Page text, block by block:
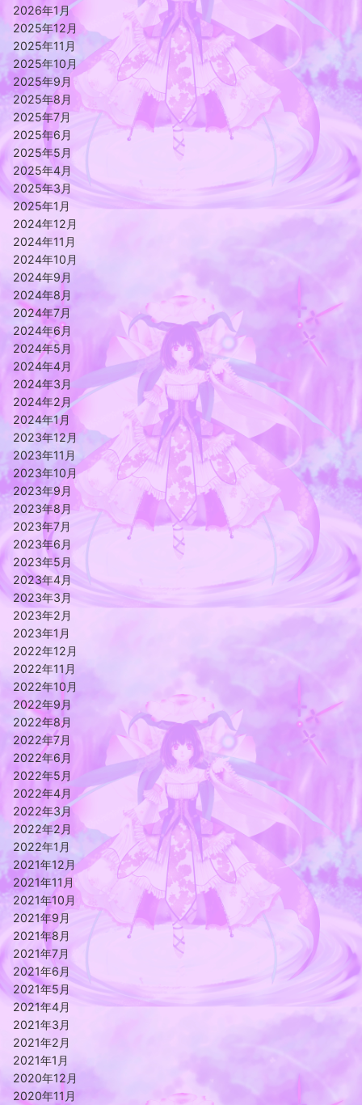
2026年1月
2025年12月
2025年11月
2025年10月
2025年9月
2025年8月
2025年7月
2025年6月
2025年5月
2025年4月
2025年3月
2025年1月
2024年12月
2024年11月
2024年10月
2024年9月
2024年8月
2024年7月
2024年6月
2024年5月
2024年4月
2024年3月
2024年2月
2024年1月
2023年12月
2023年11月
2023年10月
2023年9月
2023年8月
2023年7月
2023年6月
2023年5月
2023年4月
2023年3月
2023年2月
2023年1月
2022年12月
2022年11月
2022年10月
2022年9月
2022年8月
2022年7月
2022年6月
2022年5月
2022年4月
2022年3月
2022年2月
2022年1月
2021年12月
2021年11月
2021年10月
2021年9月
2021年8月
2021年7月
2021年6月
2021年5月
2021年4月
2021年3月
2021年2月
2021年1月
2020年12月
2020年11月